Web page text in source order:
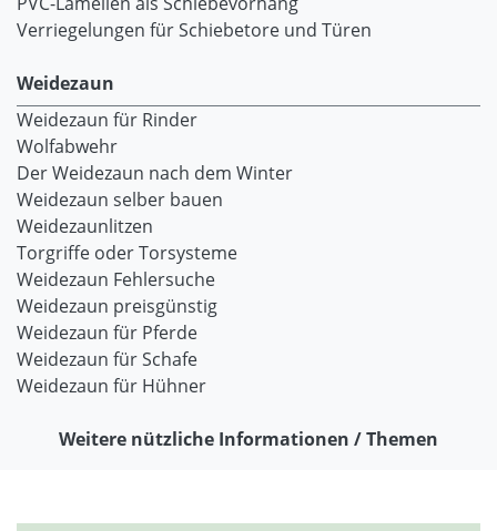
Verriegelungen für Schiebetore und Türen
Weidezaun
Weidezaun für Rinder
Wolfabwehr
Der Weidezaun nach dem Winter
Weidezaun selber bauen
Weidezaunlitzen
Torgriffe oder Torsysteme
Weidezaun Fehlersuche
Weidezaun preisgünstig
Weidezaun für Pferde
Weidezaun für Schafe
Weidezaun für Hühner
Weitere nützliche Informationen / Themen